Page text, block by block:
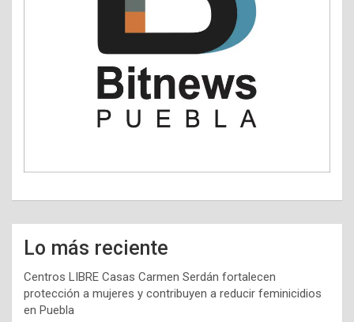
Lo más reciente
Centros LIBRE Casas Carmen Serdán fortalecen
protección a mujeres y contribuyen a reducir feminicidios
en Puebla